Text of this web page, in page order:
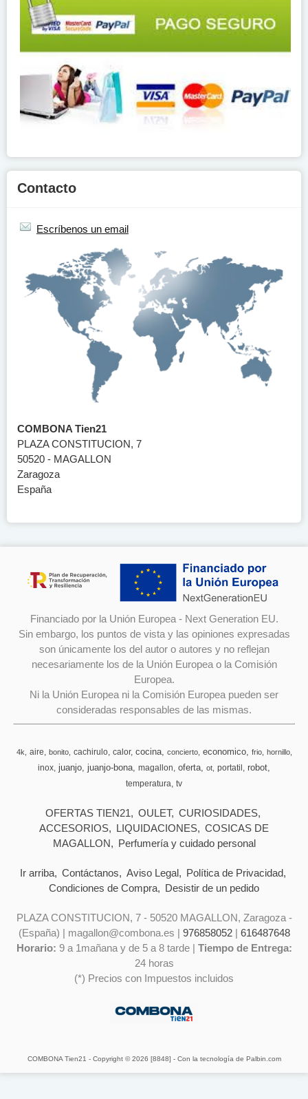
Contacto
Escríbenos un email
COMBONA Tien21
PLAZA CONSTITUCION, 7
50520 - MAGALLON
Zaragoza
España
Financiado por la Unión Europea - Next Generation EU.
Sin embargo, los puntos de vista y las opiniones expresadas
son únicamente los del autor o autores y no reflejan
necesariamente los de la Unión Europea o la Comisión
Europea.
Ni la Unión Europea ni la Comisión Europea pueden ser
consideradas responsables de las mismas.
4k aire bonito cachirulo calor cocina concierto economico frio hornillo
inox juanjo juanjo-bona magallon oferta ot portatil robot
temperatura tv
OFERTAS TIEN21 OULET
CURIOSIDADES
ACCESORIOS
LIQUIDACIONES
COSICAS DE
MAGALLON
Perfumería y cuidado personal
Ir arriba Contáctanos Aviso Legal
Política de Privacidad
Condiciones de Compra
Desistir de un pedido
PLAZA CONSTITUCION, 7 - 50520 MAGALLON, Zaragoza -
(España) | magallon@combona.es | 976858052| 616487648
Horario: 9 a 1mañana y de 5 a 8 tarde | Tiempo de Entrega:
24 horas
(*) Precios con Impuestos incluidos
COMBONA Tien21 - Copyright © 2026 [8848] - Con la tecnología de Palbin.com